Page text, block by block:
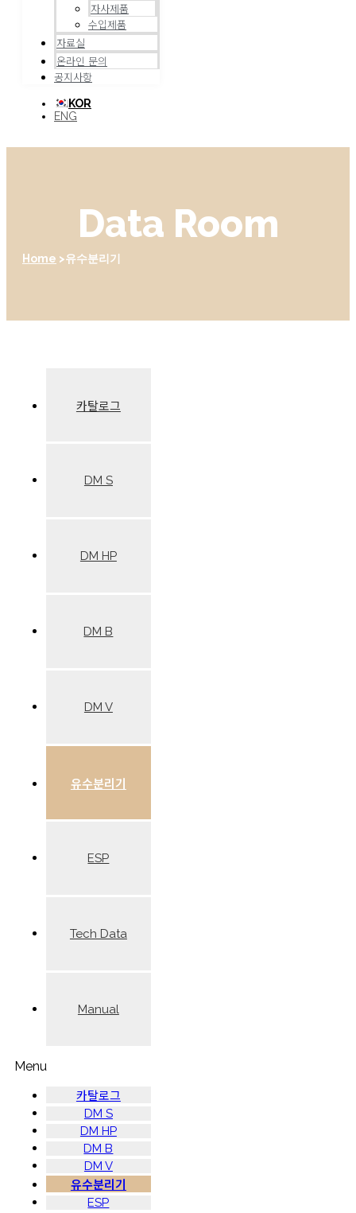
자사제품
수입제품
자료실
온라인 문의
공지사항
KOR
ENG
Data Room
Home 유수분리기
카탈로그
DM S
DM HP
DM B
DM V
유수분리기
ESP
Tech Data
Manual
Menu
카탈로그
DM S
DM HP
DM B
DM V
유수분리기
ESP